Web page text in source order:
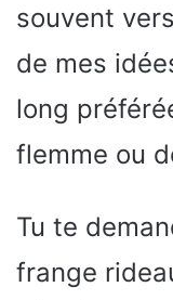
souvent
de mes
long
flemme ou
Tu te
frange